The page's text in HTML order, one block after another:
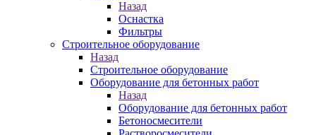
Назад
Оснастка
Фильтры
Строительное оборудование
Назад
Строительное оборудование
Оборудование для бетонных работ
Назад
Оборудование для бетонных работ
Бетоносмесители